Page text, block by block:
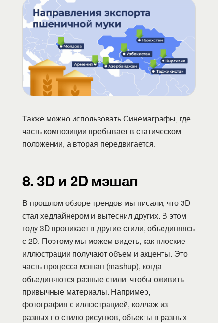
Также можно использовать Синемаграфы, где
часть композиции пребывает в статическом
положении, а вторая передвигается.
8. 3D и 2D мэшап
В прошлом обзоре трендов мы писали, что 3D
стал хедлайнером и вытеснил других. В этом
году 3D проникает в другие стили, объединяясь
с 2D. Поэтому мы можем видеть, как плоские
иллюстрации получают объем и акценты. Это
часть процесса мэшап (mashup), когда
объединяются разные стили, чтобы оживить
привычные материалы. Например,
фотография с иллюстрацией, коллаж из
разных по стилю рисунков, объекты в разных